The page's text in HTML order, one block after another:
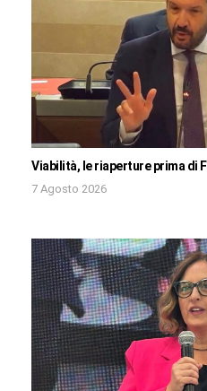
Viabilità, le riaperture prima di
7 Agosto 2026